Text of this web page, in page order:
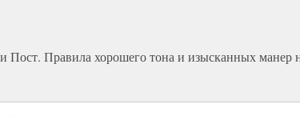
Пост. Правила хорошего тона и изысканных манер